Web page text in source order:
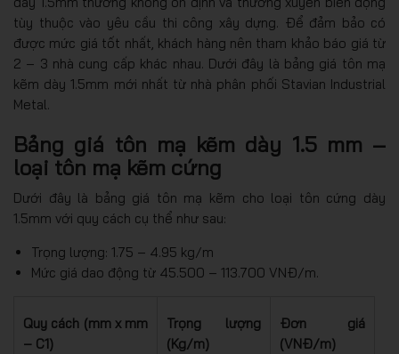
tùy thuộc vào yêu cầu thi công xây dựng. Để đảm bảo có
được mức giá tốt nhất, khách hàng nên tham khảo báo giá từ
2 – 3 nhà cung cấp khác nhau. Dưới đây là bảng giá tôn mạ
kẽm dày 1.5mm mới nhất từ nhà phân phối Stavian Industrial
Metal.
Bảng giá tôn mạ kẽm dày 1.5 mm –
loại tôn mạ kẽm cứng
Dưới đây là bảng giá tôn mạ kẽm cho loại tôn cứng dày
1.5mm với quy cách cụ thể như sau:
Trọng lượng: 1.75 – 4.95 kg/m
Mức giá dao động từ 45.500 – 113.700 VNĐ/m.
Quy cách (mm x mm
– C1)
Trọng lượng
(Kg/m)
Đơn giá
(VNĐ/m)